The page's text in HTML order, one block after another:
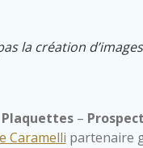
la création
Plaquettes–
Caramelli partenaire